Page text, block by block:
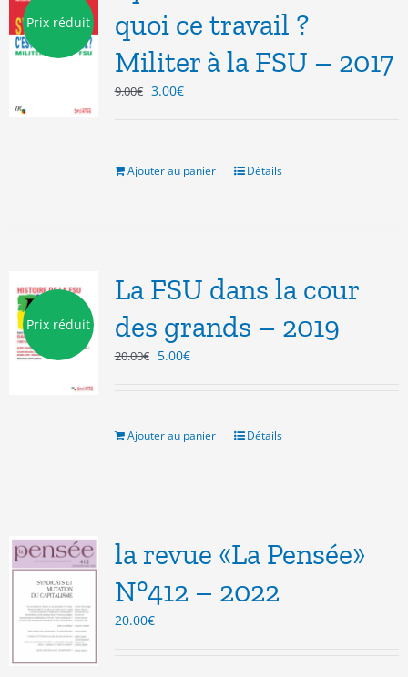
Prix réduit
quoi ce travail ?
Militer à la FSU – 2017
9.00€ Le
9.00€.
3.00€Le
3.00€.
Ajouter au panier Détails
Prix réduit
La FSU dans la cour
des grands – 2019
20.00€ Le
20.00€.
5.00€Le
5.00€.
Ajouter au panier Détails
la revue «La Pensée»
N°412 – 2022
20.00€